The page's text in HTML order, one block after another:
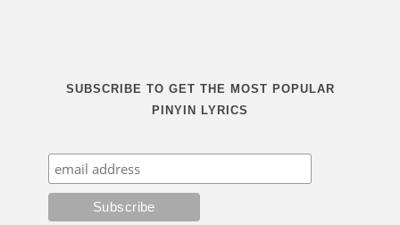
SUBSCRIBE TO GET THE MOST POPULAR
PINYIN LYRICS